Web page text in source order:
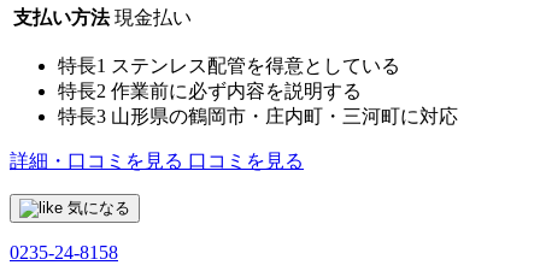
支払い方法 現金払い
特長1 ステンレス配管を得意としている
特長2 作業前に必ず内容を説明する
特長3 山形県の鶴岡市・庄内町・三河町に対応
詳細・口コミを見る 口コミを見る
気になる
0235-24-8158